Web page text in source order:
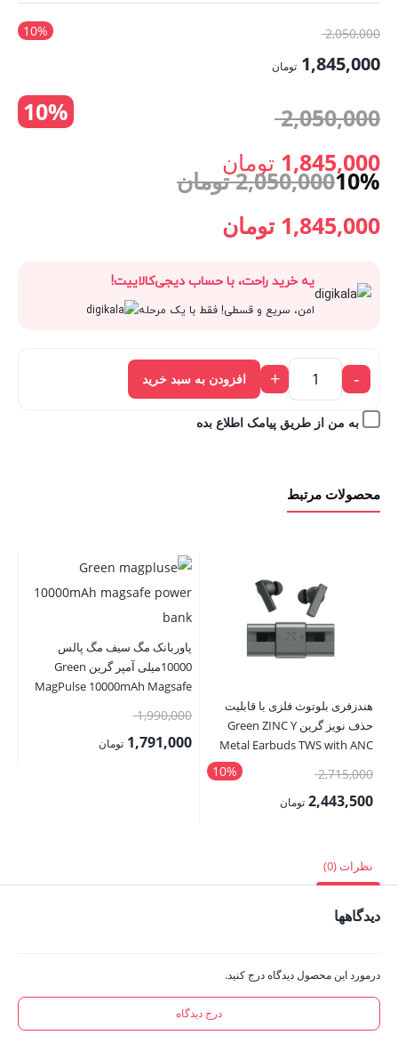
10% 2,050,000قیمت
اصلی:
بود.
1,845,000 تومان
فعلی:
10% 2,050,000
اصلی: 1,845,000 تومان
1,845,000 تومان.
10%
2,050,000 تومان
قیمت
2,050,000 تومان
بود.
1,845,000 تومان
فعلی:
1,845,000 تومان.
یه خرید راحت، با حساب دیجی‌کالاییت!
امن، سریع و قسطی! فقط با یک مرحله
-
+ افزودن به سبد خرید
به من از طریق پیامک اطلاع بده
محصولات مرتبط
هندزفری بلوتوث فلزی با قابلیت
حذف نویز گرین Green ZINC Y
Metal Earbuds TWS with ANC
10% 2,715,000قیمت
اصلی:2,443,500 تومان
2,443,500 تومان.
پاوربانک مگ سیف مگ پالس
10000میلی آمپر گرین Green
MagPulse 10000mAh Magsafe
1,990,000قیمت
اصلی:1,791,000 تومان
نظرات (0)
دیدگاهها
درمورد این محصول دیدگاه درج کنید.
درج دیدگاه